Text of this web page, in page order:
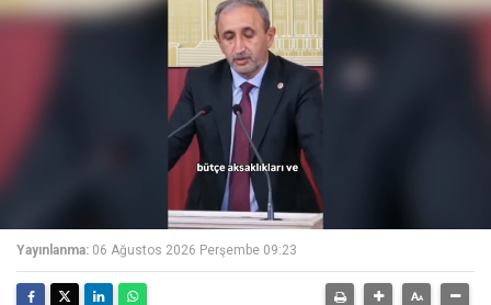
Yayınlanma: 06 Ağustos 2026 Perşembe 09:23